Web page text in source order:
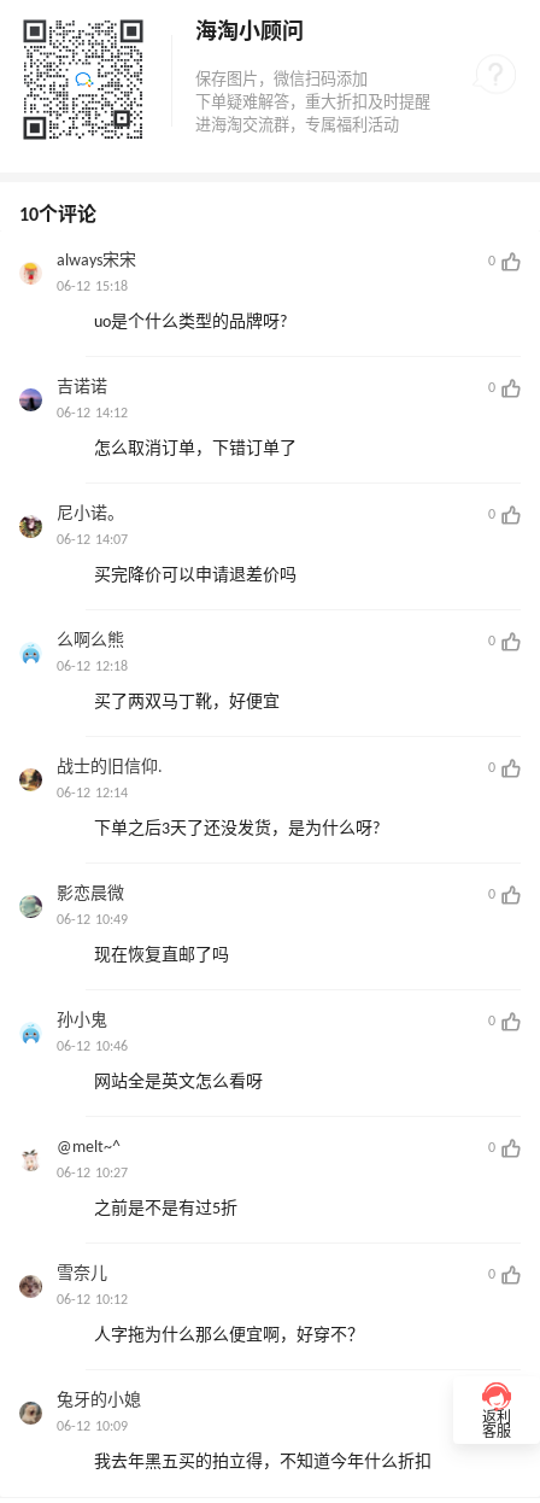
海淘小顾问
10个评论
always宋宋
0
06-12 15:18
uo是个什么类型的品牌呀?
吉诺诺
0
06-12 14:12
怎么取消订单，下错订单了
尼小诺。
0
06-12 14:07
买完降价可以申请退差价吗
么啊么熊
0
06-12 12:18
买了两双马丁靴，好便宜
战士的旧信仰.
0
06-12 12:14
下单之后3天了还没发货，是为什么呀?
影恋晨微
0
06-12 10:49
现在恢复直邮了吗
孙小鬼
0
06-12 10:46
网站全是英文怎么看呀
@melt~^
0
06-12 10:27
之前是不是有过5折
雪奈儿
0
06-12 10:12
人字拖为什么那么便宜啊，好穿不？
兔牙的小媳
0
06-12 10:09
我去年黑五买的拍立得，不知道今年什么折扣
返利
客服